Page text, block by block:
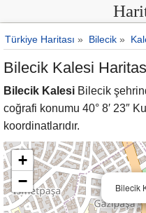
Türkiye Haritası » Bilecik »
Bilecik Kalesi
Bilecik Kalesi Bilecik
coğrafi konumu 40° 8′ 23″
koordinatlarıdır.
Bilecik
+
−